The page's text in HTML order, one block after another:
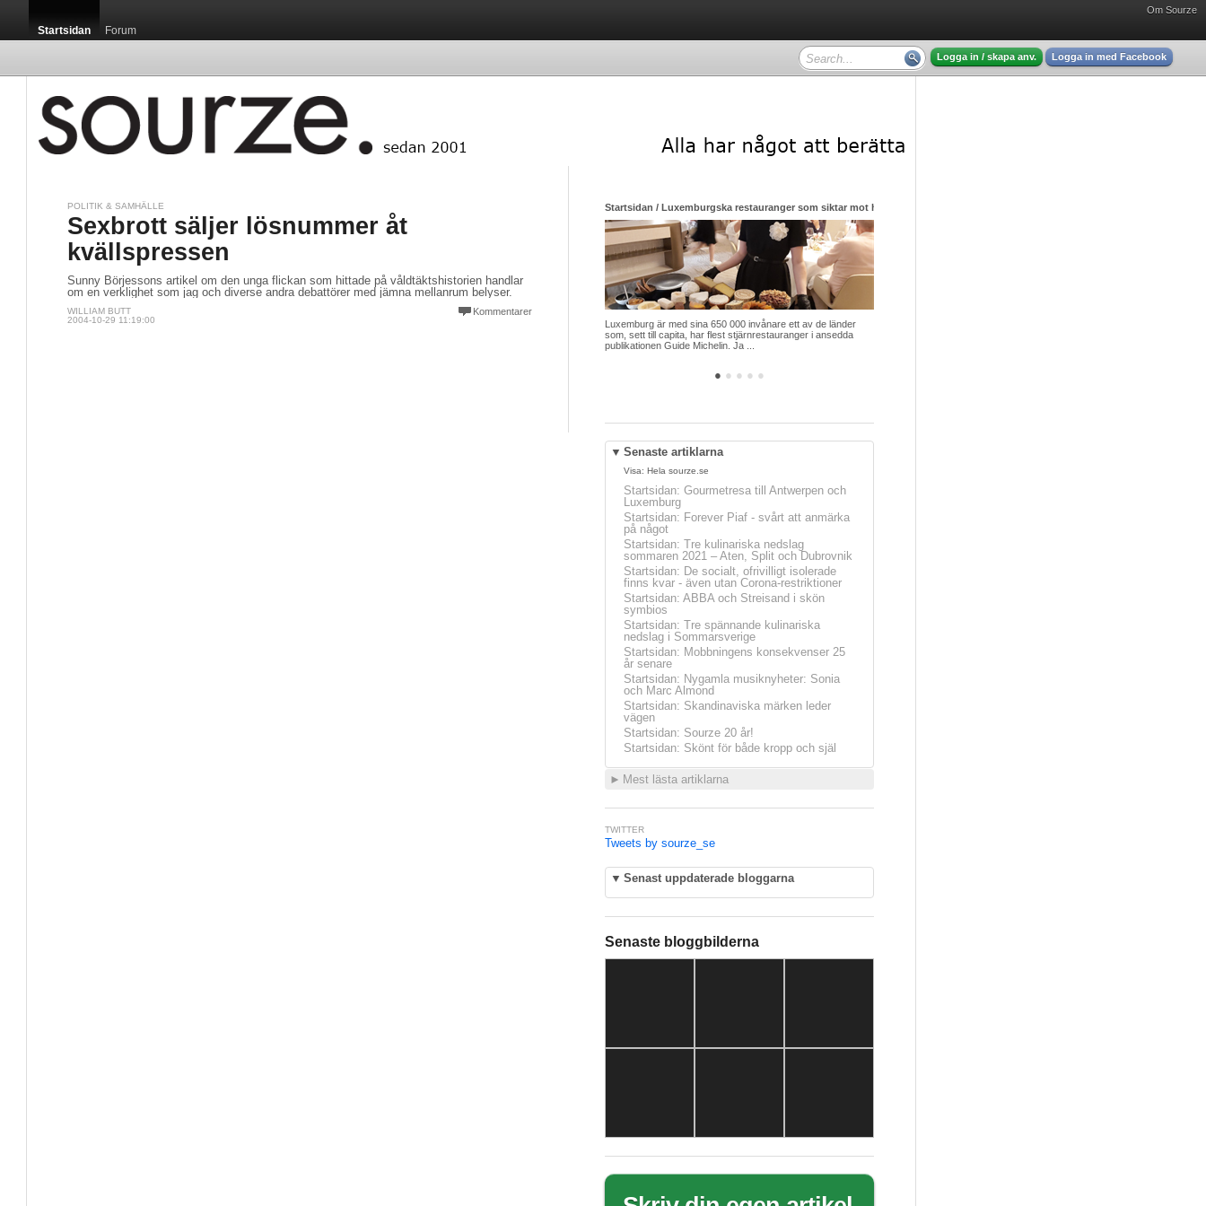
Om Sourze
Startsidan Forum
Logga in / skapa anv. Logga in med Facebook
POLITIK & SAMHÄLLE
Sexbrott säljer lösnummer åt
kvällspressen
Sunny Börjessons artikel om den unga flickan som hittade på våldtäktshistorien handlar
om en verklighet som jag och diverse andra debattörer med jämna mellanrum belyser.
Kommentarer
WILLIAM BUTT
2004-10-29 11:19:00
● ● ● ● ●
Startsidan / Luxemburgska restauranger som siktar mot himlen i sin strävan efter nya stjärnor
Luxemburg är med sina 650 000 invånare ett av de länder
som, sett till capita, har flest stjärnrestauranger i ansedda
publikationen Guide Michelin. Ja ...
Startsidan / Ljubljana – den lilla huvudstaden med det stora hjärtat
▼ Senaste artiklarna
Visa: Hela sourze.se
Startsidan: Gourmetresa till Antwerpen och
Luxemburg
Startsidan: Forever Piaf - svårt att anmärka
på något
Startsidan: Tre kulinariska nedslag
sommaren 2021 – Aten, Split och Dubrovnik
Startsidan: De socialt, ofrivilligt isolerade
finns kvar - även utan Corona-restriktioner
Startsidan: ABBA och Streisand i skön
symbios
Startsidan: Tre spännande kulinariska
nedslag i Sommarsverige
Startsidan: Mobbningens konsekvenser 25
år senare
Startsidan: Nygamla musiknyheter: Sonia
och Marc Almond
Startsidan: Skandinaviska märken leder
vägen
Startsidan: Sourze 20 år!
Startsidan: Skönt för både kropp och själ
► Mest lästa artiklarna
TWITTER
Tweets by sourze_se
▼ Senast uppdaterade bloggarna
Senaste bloggbilderna